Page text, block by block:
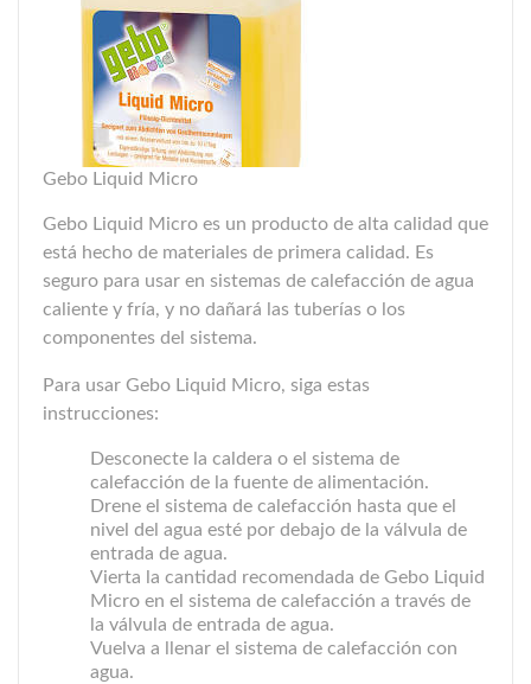
Gebo Liquid Micro
Gebo Liquid Micro es un producto de alta calidad que
está hecho de materiales de primera calidad. Es
seguro para usar en sistemas de calefacción de agua
caliente y fría, y no dañará las tuberías o los
componentes del sistema.
Para usar Gebo Liquid Micro, siga estas
instrucciones:
Desconecte la caldera o el sistema de
calefacción de la fuente de alimentación.
Drene el sistema de calefacción hasta que el
nivel del agua esté por debajo de la válvula de
entrada de agua.
Vierta la cantidad recomendada de Gebo Liquid
Micro en el sistema de calefacción a través de
la válvula de entrada de agua.
Vuelva a llenar el sistema de calefacción con
agua.